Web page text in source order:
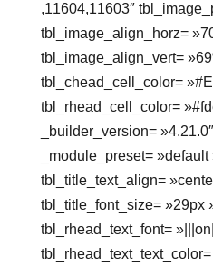
,11604,11603″
tbl_image_align_horz=
tbl_image_align_vert=
tbl_chead_cell_color=
tbl_rhead_cell_color=
_builder_version= »4.21.0″
_module_preset=
tbl_title_text_align=
tbl_title_font_size= »29px
tbl_rhead_text_font=